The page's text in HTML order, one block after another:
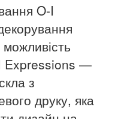
O-I
Expressions —
з
друку, яка